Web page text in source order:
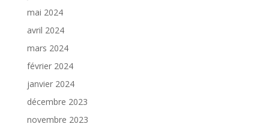
mai 2024
avril 2024
mars 2024
février 2024
janvier 2024
décembre 2023
novembre 2023